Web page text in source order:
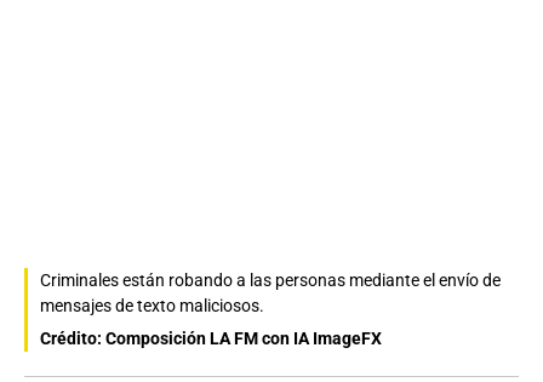
Criminales están robando a las personas mediante el envío de
mensajes de texto maliciosos.
Crédito: Composición LA FM con IA ImageFX